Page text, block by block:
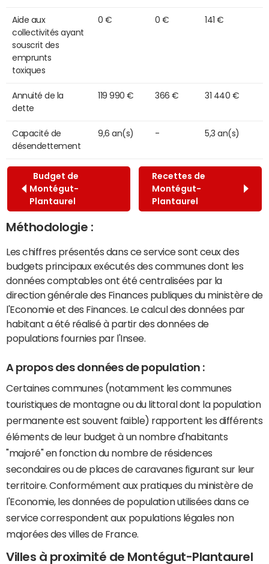
Aide aux
collectivités ayant
souscrit des
emprunts
toxiques
0 € 0 € 141 €
Annuité de la
dette
119 990 € 366 € 31 440 €
Capacité de
désendettement
9,6 an(s) - 5,3 an(s)
Budget de
Montégut-
Plantaurel
Recettes de
Montégut-
Plantaurel
Méthodologie :
Les chiffres présentés dans ce service sont ceux des
budgets principaux exécutés des communes dont les
données comptables ont été centralisées par la
direction générale des Finances publiques du ministère de
l'Economie et des Finances. Le calcul des données par
habitant a été réalisé à partir des données de
populations fournies par l'Insee.
A propos des données de population :
Certaines communes (notamment les communes
touristiques de montagne ou du littoral dont la population
permanente est souvent faible) rapportent les différents
éléments de leur budget à un nombre d'habitants
"majoré" en fonction du nombre de résidences
secondaires ou de places de caravanes figurant sur leur
territoire. Conformément aux pratiques du ministère de
l'Economie, les données de population utilisées dans ce
service correspondent aux populations légales non
majorées des villes de France.
Villes à proximité de Montégut-Plantaurel